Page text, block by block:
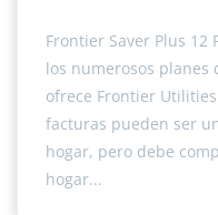
Frontier Saver Plus 12
los numerosos planes
ofrece Frontier
facturas pueden ser
hogar, pero debe
hogar...